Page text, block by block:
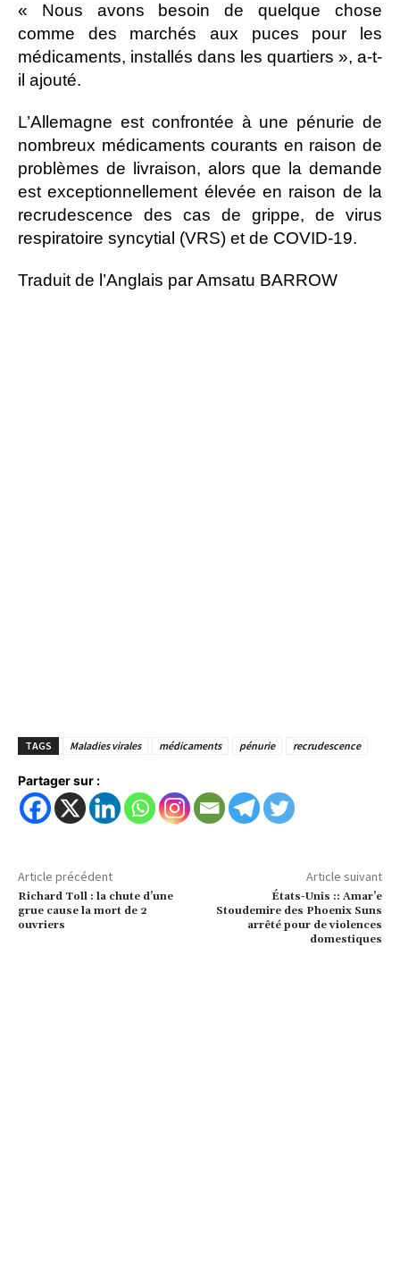
« Nous avons besoin de quelque chose
comme des marchés aux puces pour les
médicaments, installés dans les quartiers », a-t-
il ajouté.
L’Allemagne est confrontée à une pénurie de
nombreux médicaments courants en raison de
problèmes de livraison, alors que la demande
est exceptionnellement élevée en raison de la
recrudescence des cas de grippe, de virus
respiratoire syncytial (VRS) et de COVID-19.
Traduit de l’Anglais par Amsatu BARROW
TAGS Maladies virales médicaments pénurie recrudescence
Partager sur :
Article précédent
Richard Toll : la chute d’une
grue cause la mort de 2
ouvriers
Article suivant
États-Unis :: Amar’e
Stoudemire des Phoenix Suns
arrêté pour de violences
domestiques